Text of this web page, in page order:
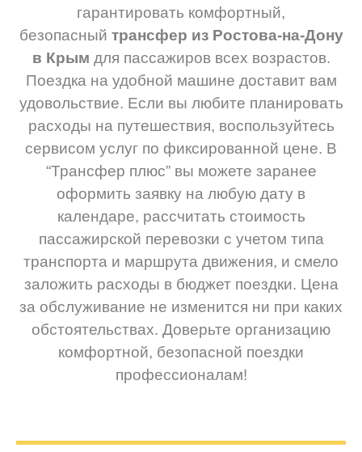
гарантировать комфортный,
безопасный трансфер из Ростова-на-Дону
в Крым для пассажиров всех возрастов.
Поездка на удобной машине доставит вам
удовольствие. Если вы любите планировать
расходы на путешествия, воспользуйтесь
сервисом услуг по фиксированной цене. В
“Трансфер плюс” вы можете заранее
оформить заявку на любую дату в
календаре, рассчитать стоимость
пассажирской перевозки с учетом типа
транспорта и маршрута движения, и смело
заложить расходы в бюджет поездки. Цена
за обслуживание не изменится ни при каких
обстоятельствах. Доверьте организацию
комфортной, безопасной поездки
профессионалам!